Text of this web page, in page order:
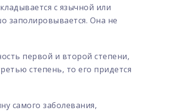
с язычной или
заполировывается. Она не
первой и второй степени,
степень, то его придется
самого заболевания,